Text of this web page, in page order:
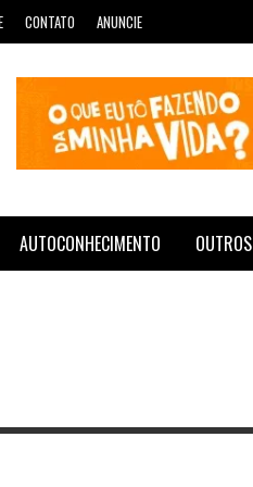
CONTATO ANUNCIE
AUTOCONHECIMENTO OUTROS